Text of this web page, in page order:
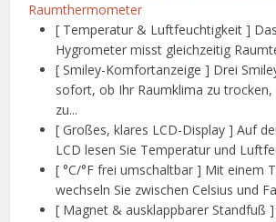
Raumthermometer
[ Temperatur & Luftfeuchtigkeit ]
Hygrometer misst gleichzeitig
[ Smiley-Komfortanzeige ] Drei
sofort, ob Ihr Raumklima zu
zu...
[ Großes, klares LCD-Display ] Auf
LCD lesen Sie Temperatur und
[ °C/°F frei umschaltbar ] Mit einem
wechseln Sie zwischen Celsius und
[ Magnet & ausklappbarer Standfuß